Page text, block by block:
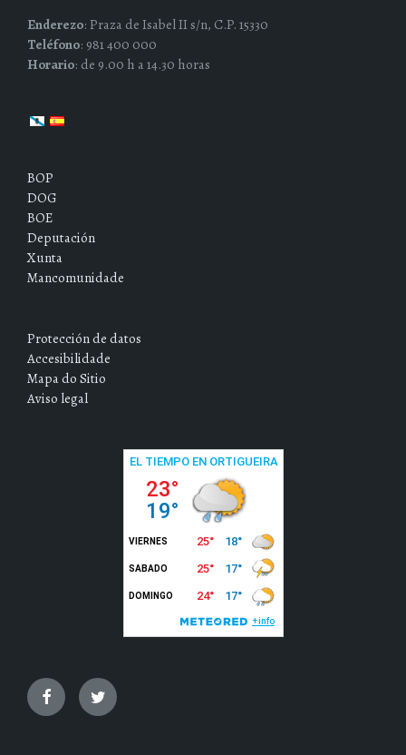
Enderezo: Praza de Isabel II s/n, C.P. 15330
Teléfono: 981 400 000
Horario: de 9.00 h a 14.30 horas
BOP
DOG
BOE
Deputación
Xunta
Mancomunidade
Protección de datos
Accesibilidade
Mapa do Sitio
Aviso legal
FacebookTwitter